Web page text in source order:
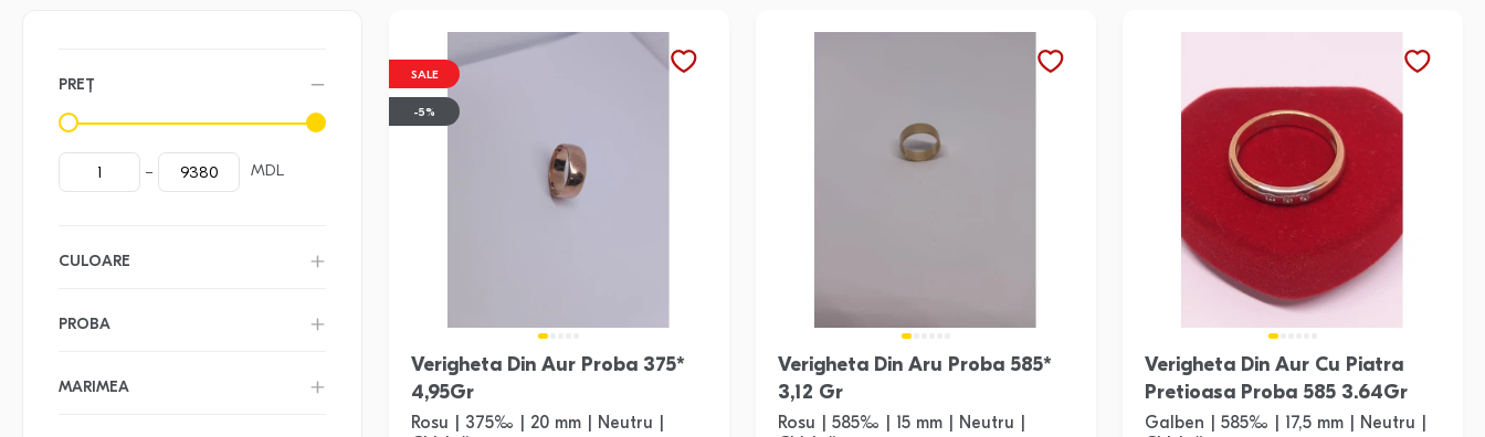
PREȚ
MDL
CULOARE
PROBA
MARIMEA
SALE
-5%
Verigheta Din Aur Proba 375*
4,95Gr
Rosu | 375‰ | 20 mm | Neutru |
Verigheta Din Aru Proba 585*
3,12 Gr
Rosu | 585‰ | 15 mm | Neutru |
Verigheta Din Aur Cu Piatra
Pretioasa Proba 585 3.64Gr
Galben | 585‰ | 17,5 mm | Neutru |